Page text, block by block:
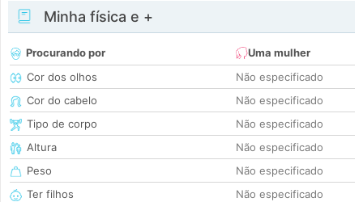
Minha física e +
Procurando por
Uma mulher
Cor dos olhos
Não especificado
Cor do cabelo
Não especificado
Tipo de corpo
Não especificado
Altura
Não especificado
Peso
Não especificado
Ter filhos
Não especificado